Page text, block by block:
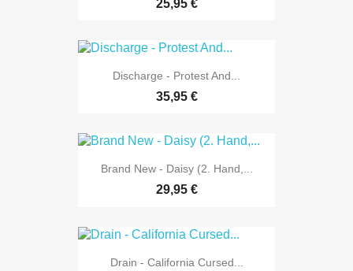
25,95 €
Discharge - Protest And...
35,95 €
Brand New - Daisy (2. Hand,...
29,95 €
Drain - California Cursed...